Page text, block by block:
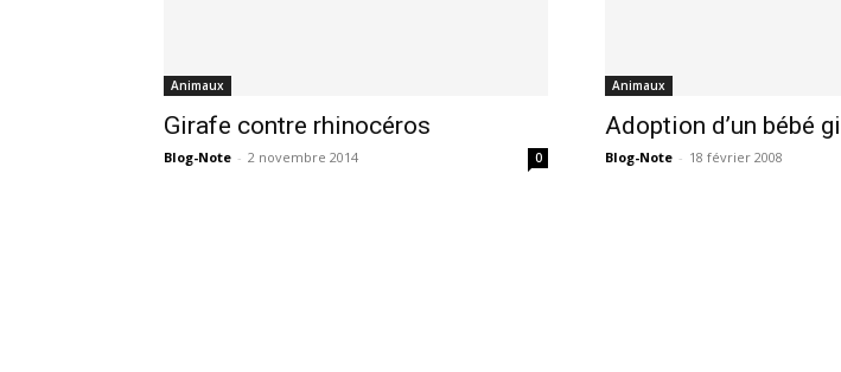
Animaux
Girafe contre rhinocéros
Blog-Note - 2 novembre 2014 0
Animaux
Adoption d’un bébé
Blog-Note - 18 février 2008